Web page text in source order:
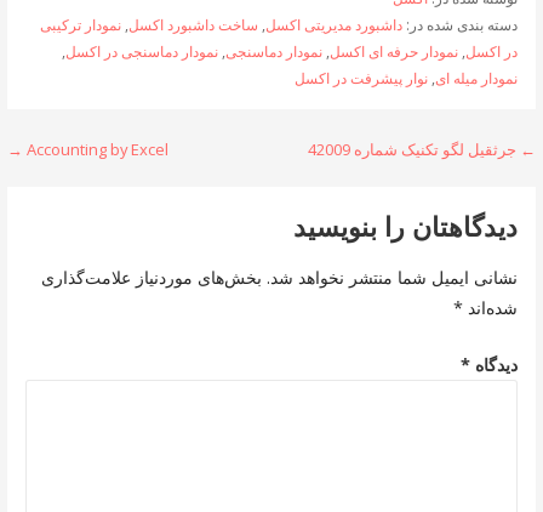
دسته بندی شده در: داشبورد مدیریتی اکسل, ساخت داشبورد اکسل, نمودار ترکیبی
در اکسل, نمودار حرفه ای اکسل, نمودار دماسنجی, نمودار دماسنجی در اکسل,
نمودار میله ای, نوار پیشرفت در اکسل
راهبری
نوشته
← جرثقیل لگو تکنیک شماره 42009 Accounting by Excel →
دیدگاهتان را بنویسید
نشانی ایمیل شما منتشر نخواهد شد. بخش‌های موردنیاز علامت‌گذاری
شده‌اند *
دیدگاه *